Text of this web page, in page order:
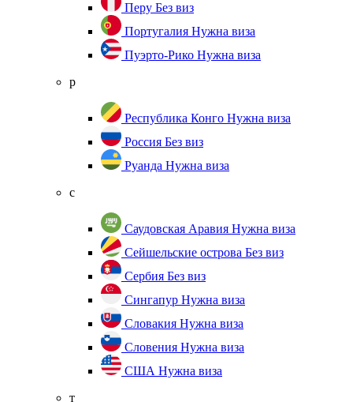
Перу Без виз
Португалия Нужна виза
Пуэрто-Рико Нужна виза
р
Республика Конго Нужна виза
Россия Без виз
Руанда Нужна виза
с
Саудовская Аравия Нужна виза
Сейшельские острова Без виз
Сербия Без виз
Сингапур Нужна виза
Словакия Нужна виза
Словения Нужна виза
США Нужна виза
т